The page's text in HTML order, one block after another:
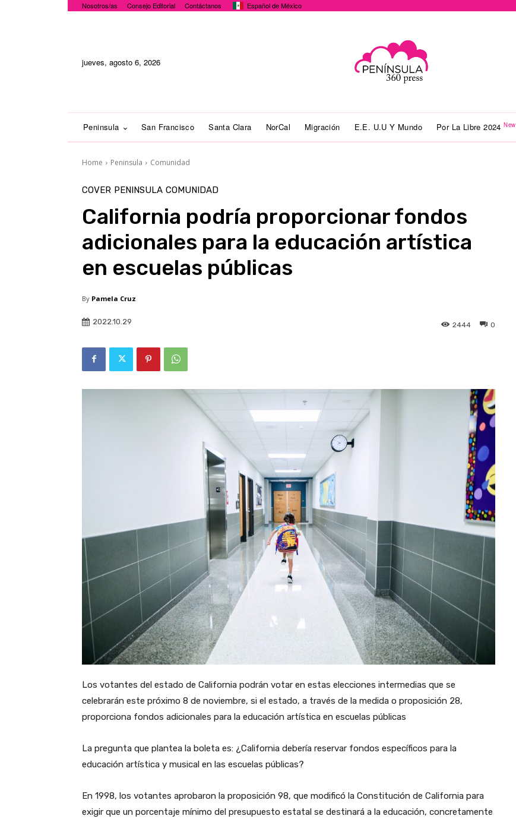
Nosotros/as Consejo Editorial Contáctanos Español de México
jueves, agosto 6, 2026
Peninsula San Francisco Santa Clara NorCal Migración E.E. U.U Y Mundo Por La Libre 2024New
Home Peninsula Comunidad
COVER PENINSULA COMUNIDAD
California podría proporcionar fondos
adicionales para la educación artística
en escuelas públicas
By Pamela Cruz
2022.10.29 0
2444
Los votantes del estado de California podrán votar en estas elecciones intermedias que se
celebrarán este próximo 8 de noviembre, si el estado, a través de la medida o proposición 28,
proporciona fondos adicionales para la educación artística en escuelas públicas
La pregunta que plantea la boleta es: ¿California debería reservar fondos específicos para la
educación artística y musical en las escuelas públicas?
En 1998, los votantes aprobaron la proposición 98, que modificó la Constitución de California para
exigir que un porcentaje mínimo del presupuesto estatal se destinará a la educación, concretamente